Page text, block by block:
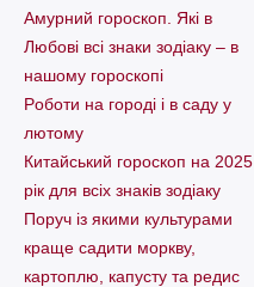
Амурний гороскоп. Які в
Любові всі знаки зодіаку – в
нашому гороскопі
Pоботи на городі і в саду у
лютому
Китайський гороскоп на 2025
рік для всіх знаків зодіаку
Поруч із якими культурами
краще садити моркву,
картоплю, капусту та редис